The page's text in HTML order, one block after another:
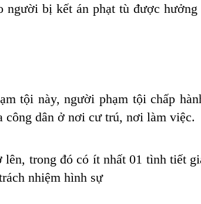
người bị kết án phạt tù được hưởng
tội này, người phạm tội chấp
công dân ở nơi cư trú, nơi làm việc.
trong đó có ít nhất 01 tình tiết
nhiệm hình sự